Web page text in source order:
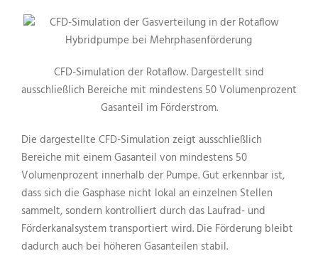
CFD-Simulation der Rotaflow. Dargestellt sind
ausschließlich Bereiche mit mindestens 50 Volumenprozent
Gasanteil im Förderstrom.
Die dargestellte CFD-Simulation zeigt ausschließlich
Bereiche mit einem Gasanteil von mindestens 50
Volumenprozent innerhalb der Pumpe. Gut erkennbar ist,
dass sich die Gasphase nicht lokal an einzelnen Stellen
sammelt, sondern kontrolliert durch das Laufrad- und
Förderkanalsystem transportiert wird. Die Förderung bleibt
dadurch auch bei höheren Gasanteilen stabil.